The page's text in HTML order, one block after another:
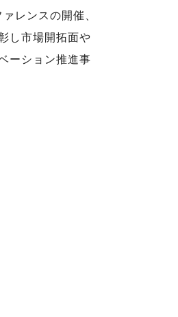
レンスの開催、
し市場開拓面や
ーション推進事